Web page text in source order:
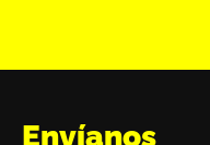
Envíanos